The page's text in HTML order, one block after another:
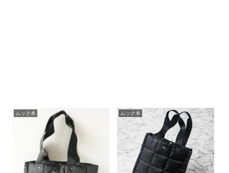
ムック本 ムック本